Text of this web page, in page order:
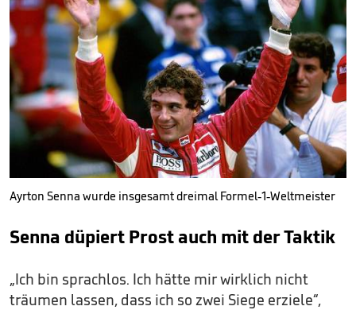
Ayrton Senna wurde insgesamt dreimal Formel-1-Weltmeister
Senna düpiert Prost auch mit der Taktik
„Ich bin sprachlos. Ich hätte mir wirklich nicht
träumen lassen, dass ich so zwei Siege erziele“,